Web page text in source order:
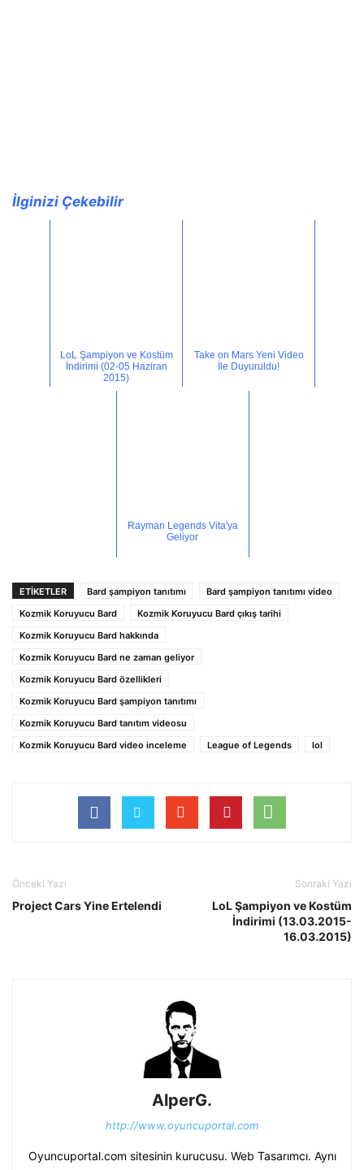
İlginizi Çekebilir
LoL Şampiyon ve Kostüm
İndirimi (02-05 Haziran
2015)
Take on Mars Yeni Video
İle Duyuruldu!
Rayman Legends Vita'ya
Geliyor
ETİKETLER Bard şampiyon tanıtımı
Bard şampiyon tanıtımı video
Kozmik Koruyucu Bard
Kozmik Koruyucu Bard çıkış tarihi
Kozmik Koruyucu Bard hakkında
Kozmik Koruyucu Bard ne zaman geliyor
Kozmik Koruyucu Bard özellikleri
Kozmik Koruyucu Bard şampiyon tanıtımı
Kozmik Koruyucu Bard tanıtım videosu
Kozmik Koruyucu Bard video inceleme
League of Legends lol
Önceki Yazı
Project Cars Yine Ertelendi
Sonraki Yazı
LoL Şampiyon ve Kostüm
İndirimi (13.03.2015-
16.03.2015)
AlperG.
http://www.oyuncuportal.com
Oyuncuportal.com sitesinin kurucusu. Web Tasarımcı. Aynı